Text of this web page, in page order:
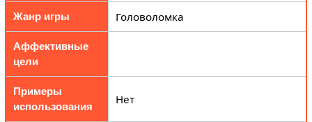
Жанр игры Головоломка
Аффективные
цели
Примеры
использования
Нет